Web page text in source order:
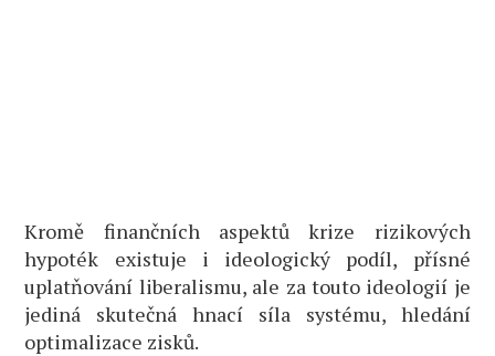
Kromě finančních aspektů krize rizikových
hypoték existuje i ideologický podíl, přísné
uplatňování liberalismu, ale za touto ideologií je
jediná skutečná hnací síla systému, hledání
optimalizace zisků.